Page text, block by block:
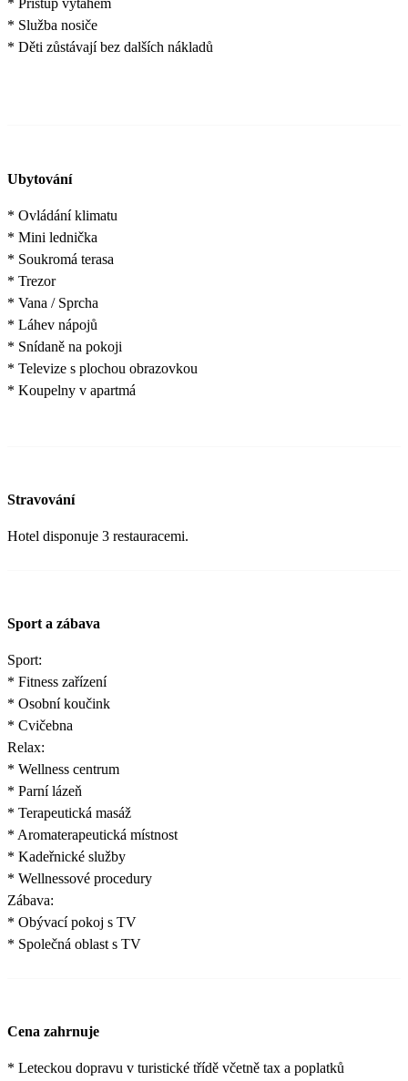
* Přístup výtahem
* Služba nosiče
* Děti zůstávají bez dalších nákladů
Ubytování
* Ovládání klimatu
* Mini lednička
* Soukromá terasa
* Trezor
* Vana / Sprcha
* Láhev nápojů
* Snídaně na pokoji
* Televize s plochou obrazovkou
* Koupelny v apartmá
Stravování
Hotel disponuje 3 restauracemi.
Sport a zábava
Sport:
* Fitness zařízení
* Osobní koučink
* Cvičebna
Relax:
* Wellness centrum
* Parní lázeň
* Terapeutická masáž
* Aromaterapeutická místnost
* Kadeřnické služby
* Wellnessové procedury
Zábava:
* Obývací pokoj s TV
* Společná oblast s TV
Cena zahrnuje
* Leteckou dopravu v turistické třídě včetně tax a poplatků